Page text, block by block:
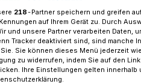
hat das Friedenslicht nach
218-Partner speichern und greifen
auf Ihrem Gerät zu. Durch
und unsere Partner verarbeiten Daten,
Tracker deaktiviert sind, sind
Sie können dieses Menü jederzeit
zu widerrufen, indem Sie auf den
Ihre Einstellungen gelten